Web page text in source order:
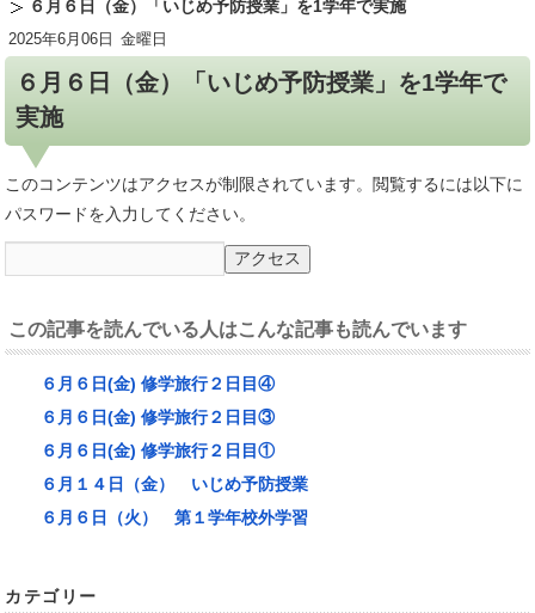
６月６日（金）「いじめ予防授業」を1学年で実施
６月６日（金）「いじめ予防授業」を1学年で
実施
2025年6月06日 金曜日
このコンテンツはアクセスが制限されています。閲覧するには以下に
パスワードを入力してください。
この記事を読んでいる人はこんな記事も読んでいます
６月６日(金) 修学旅行２日目④
６月６日(金) 修学旅行２日目③
６月６日(金) 修学旅行２日目①
６月１４日（金） いじめ予防授業
６月６日（火） 第１学年校外学習
カテゴリー